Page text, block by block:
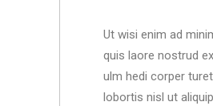
Ut wisi enim ad
quis laore nostrud
ulm hedi corper
lobortis nisl ut